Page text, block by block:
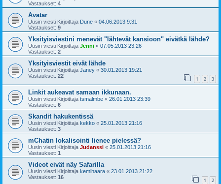
Vastaukset: 4
Avatar
Uusin viesti Kirjoittaja Dune « 04.06.2013 9:31
Vastaukset: 9
Yksityisviestini menevät "lähtevät kansioon" eivätkä lähde?
Uusin viesti Kirjoittaja Jenni « 07.05.2013 23:26
Vastaukset: 2
Yksityisviestit eivät lähde
Uusin viesti Kirjoittaja Janey « 30.01.2013 19:21
Vastaukset: 22 1 2 3
Linkit aukeavat samaan ikkunaan.
Uusin viesti Kirjoittaja tsmalmbe « 26.01.2013 23:39
Vastaukset: 6
Skandit hakukentissä
Uusin viesti Kirjoittaja kekko « 25.01.2013 21:16
Vastaukset: 3
mChatin lokalisointi lienee pielessä?
Uusin viesti Kirjoittaja Judanssi « 25.01.2013 21:16
Vastaukset: 1
Videot eivät näy Safarilla
Uusin viesti Kirjoittaja kemihaara « 23.01.2013 21:22
Vastaukset: 16 1 2